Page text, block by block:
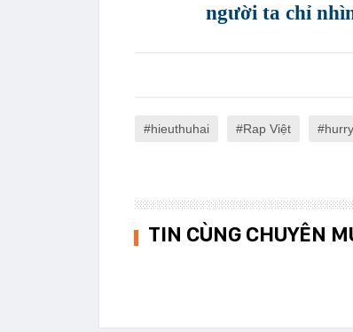
người ta chỉ
hieuthuhai Rap Việt
TIN CÙNG CHUYÊN